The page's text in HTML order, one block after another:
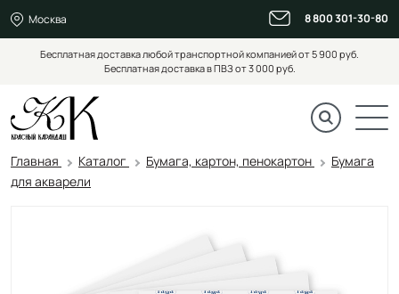
Москва 8 800 301-30-80
Бесплатная доставка любой транспортной компанией от 5 900 руб.
Бесплатная доставка в ПВЗ от 3 000 руб.
Главная Каталог Бумага, картон, пенокартон
Бумага
для акварели